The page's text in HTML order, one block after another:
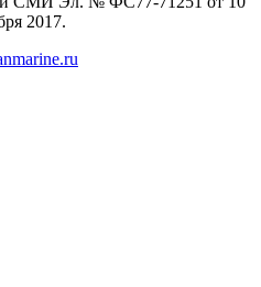
2017.